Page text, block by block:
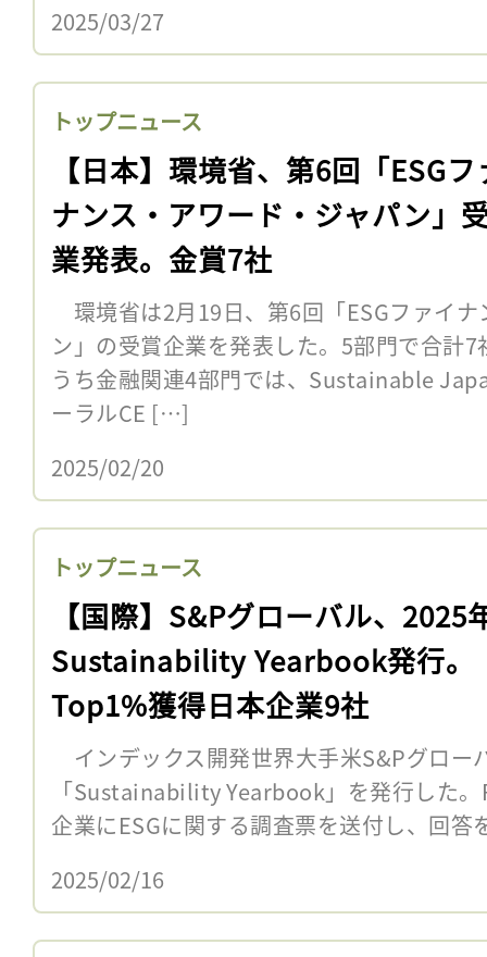
2025/03/27
トップニュース
【日本】環境省、第6回「ESG
ナンス・アワード・ジャパン」
業発表。金賞7社
環境省は2月19日、第6回「ESGファイ
ン」の受賞企業を発表した。5部門で合計
うち金融関連4部門では、Sustainable
ーラルCE […]
2025/02/20
トップニュース
【国際】S&Pグローバル、2025
Sustainability Yearbook発行。
Top1%獲得日本企業9社
インデックス開発世界大手米S&Pグロー
「Sustainability Yearbook」を発行した
企業にESGに関する調査票を送付し、回
2025/02/16